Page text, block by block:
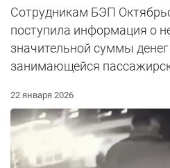
Сотрудникам БЭП
поступила информация о
значительной суммы
занимающейся
22 января 2026